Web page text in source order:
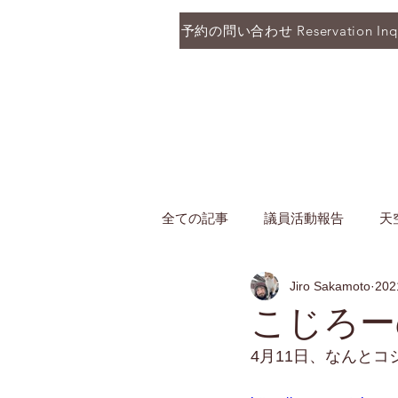
予約の問い合わせ Reservation
全ての記事 議員活動報告 天
こじろ
Jiro Sakamoto
4月11日、なんとコ